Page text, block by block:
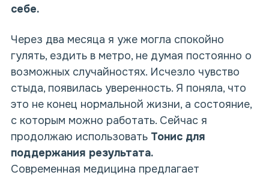
себе.
Через два месяца я уже могла спокойно
гулять, ездить в метро, не думая постоянно о
возможных случайностях. Исчезло чувство
стыда, появилась уверенность. Я поняла, что
это не конец нормальной жизни, а состояние,
с которым можно работать. Сейчас я
продолжаю использовать Тонис для
поддержания результата.
Современная медицина предлагает